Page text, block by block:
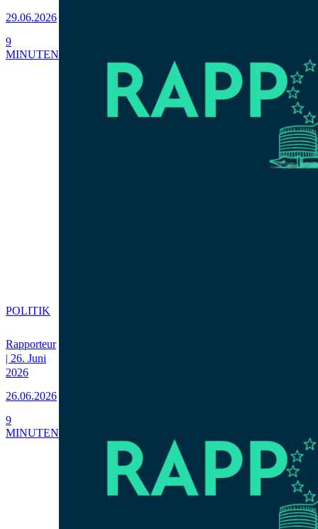
29.06.2026
9
MINUTEN
Rapporteur
| 26. Juni
2026
26.06.2026
POLITIK
9
MINUTEN